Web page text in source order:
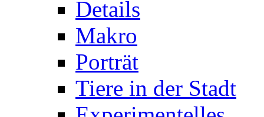
Details
Makro
Porträt
Tiere in der Stadt